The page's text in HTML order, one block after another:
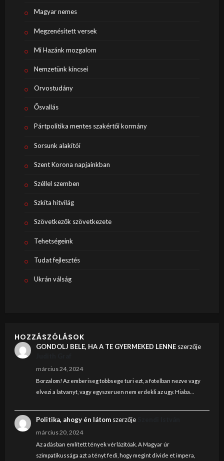
Magyar nemes
Megzenésített versek
Mi Hazánk mozgalom
Nemzetünk kincsei
Orvostudány
Ősvallás
Pártpolitika mentes szakértői kormány
Sorsunk alakítói
Szent Korona napjainkban
Széllel szemben
Szkíta hitvilág
Szövetkezők szövetkezete
Tehetségeink
Tudat fejlesztés
Ukrán válság
HOZZÁSZÓLÁSOK
GONDOLJ BELE, HA A TE GYERMEKED LENNEszerzője
március 24, 2024
Borzalom! Az emberiseg tobbsege turi ezt, a fotelban nezve vagy
elvezi a latvanyt, vagy egyszeruen nem erdekli az ugy. Hiaba…
Politika, ahogy én látomszerzője
március 20, 2024
Az adásban említett tények vérlázítóak. A Magyar úr
szimpatikussága azt a tényt fedi, hogy megint divide et impera,